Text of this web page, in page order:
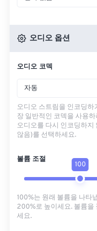
오디오 옵션
오디오 코덱
자동
오디오 스트림을 인코딩
장 일반적인 코덱을 사용
오디오를 다시 인코딩하지
않음)를 선택하세요.
볼륨 조절
100
100%는 원래 볼륨을 나타
200%로 높이세요. 볼륨을
세요.